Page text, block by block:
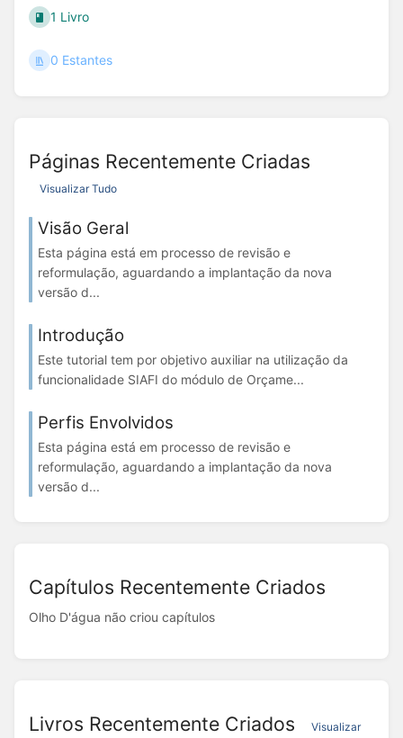
1 Livro
0 Estantes
Páginas Recentemente Criadas
Visualizar Tudo
Visão Geral
Esta página está em processo de revisão e
reformulação, aguardando a implantação da nova
versão d...
Introdução
Este tutorial tem por objetivo auxiliar na utilização da
funcionalidade SIAFI do módulo de Orçame...
Perfis Envolvidos
Esta página está em processo de revisão e
reformulação, aguardando a implantação da nova
versão d...
Capítulos Recentemente Criados
Olho D'água não criou capítulos
Livros Recentemente Criados
Visualizar